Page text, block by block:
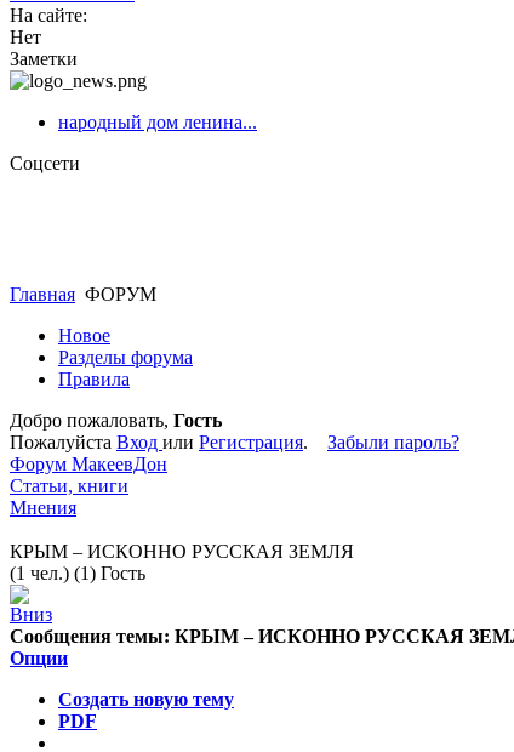
На сайте:
Нет
Заметки
народный дом ленина...
Соцсети
Главная ФОРУМ
Новое
Разделы форума
Правила
Добро пожаловать, Гость
Пожалуйста Вход или Регистрация. Забыли пароль?
Форум МакеевДон
Статьи, книги
Мнения
КРЫМ – ИСКОННО РУССКАЯ ЗЕМЛЯ
(1 чел.) (1) Гость
Сообщения темы: КРЫМ – ИСКОННО РУССКАЯ
Опции
Создать новую тему
PDF